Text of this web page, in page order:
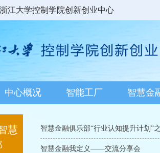
江大学控制学院创新创业中心
中心概况 智能工厂 智慧金
慧
智慧金融俱乐部“行业认知提升计划”
智慧金融我定义――交流分享会